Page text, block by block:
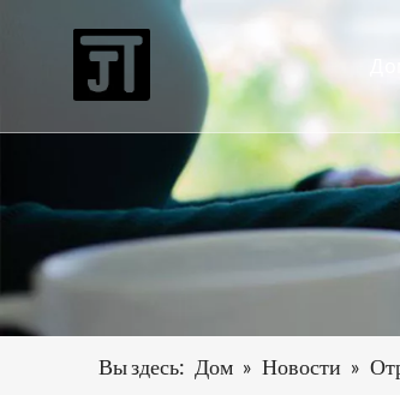
Вы здесь: Дом » Новости »